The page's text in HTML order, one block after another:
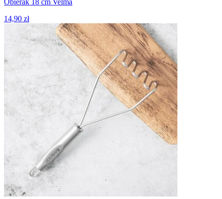
Obierak 18 cm Velma
14,90 zł